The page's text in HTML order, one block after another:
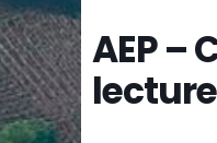
AEP –
lecture